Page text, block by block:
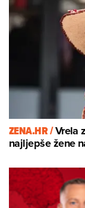
ZENA.HR /Vrela
najljepše žene